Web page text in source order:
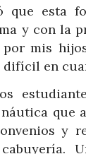
que esta
y con la
mis
en
y